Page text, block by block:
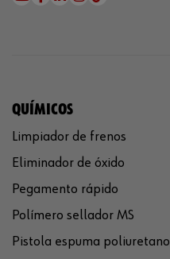
QUÍMICOS
Limpiador de frenos
Eliminador de óxido
Pegamento rápido
Polímero sellador MS
Pistola espuma poliuretano